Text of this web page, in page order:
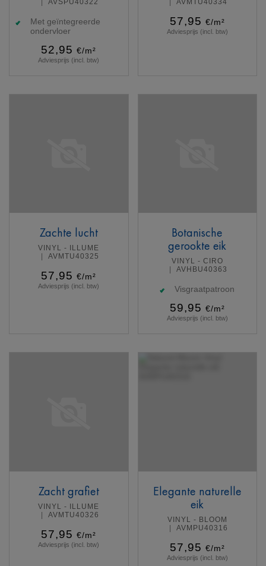
Met geïntegreerde
ondervloer
52,95 €/m²
Adviesprijs (incl. btw)
57,95 €/m²
Adviesprijs (incl. btw)
Zachte lucht
VINYL - ILLUME
AVMTU40325
57,95 €/m²
Adviesprijs (incl. btw)
Botanische
gerookte eik
VINYL - CIRO
AVHBU40363
Visgraatpatroon
59,95 €/m²
Adviesprijs (incl. btw)
Zacht grafiet
VINYL - ILLUME
AVMTU40326
57,95 €/m²
Adviesprijs (incl. btw)
Elegante naturelle
eik
VINYL - BLOOM
AVMPU40316
57,95 €/m²
Adviesprijs (incl. btw)